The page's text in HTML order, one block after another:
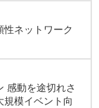
性ネットワーク
感動を途切れさ
模イベント向